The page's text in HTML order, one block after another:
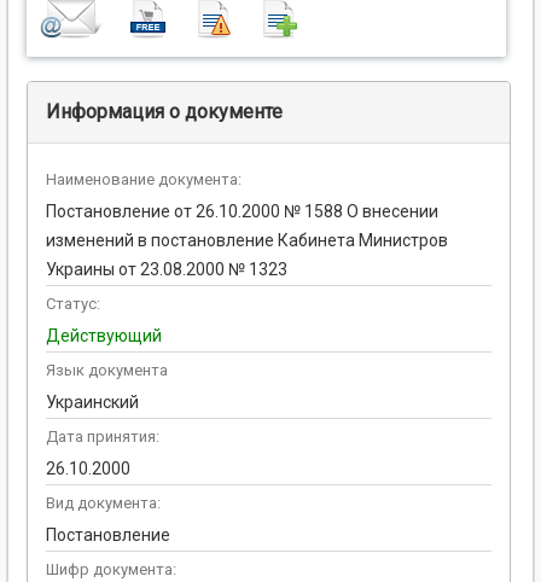
Информация о документе
Наименование документа:
Постановление от 26.10.2000 № 1588 О внесении
изменений в постановление Кабинета Министров
Украины от 23.08.2000 № 1323
Статус:
Действующий
Язык документа
Украинский
Дата принятия:
26.10.2000
Вид документа:
Постановление
Шифр документа: